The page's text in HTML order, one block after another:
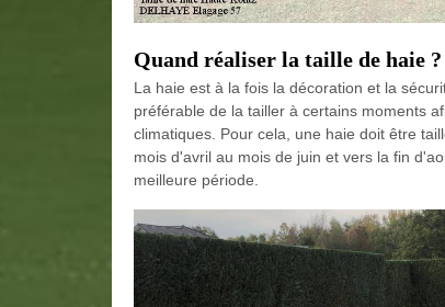
Quand réaliser la taille de haie ?
La haie est à la fois la décoration et la
préférable de la tailler à certains moments
climatiques. Pour cela, une haie doit être
mois d'avril au mois de juin et vers la fin
meilleure période.